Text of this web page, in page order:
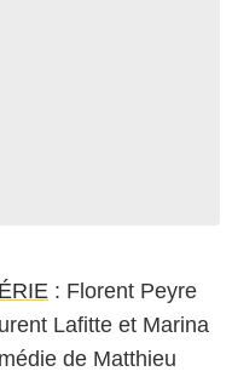
: Florent Peyre
Lafitte et Marina
de Matthieu